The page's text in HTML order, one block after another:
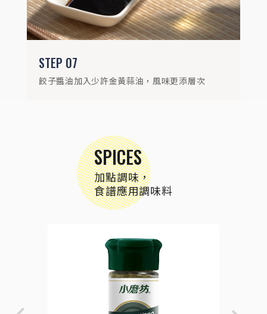
STEP 07
餃子醬油加入少許金黃蒜油，風味更添層次
SPICES
加點調味，
食譜應用調味料